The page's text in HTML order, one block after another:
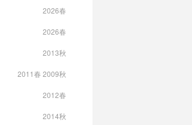
2026春
2026春
2013秋
2011春 2009秋
2012春
2014秋